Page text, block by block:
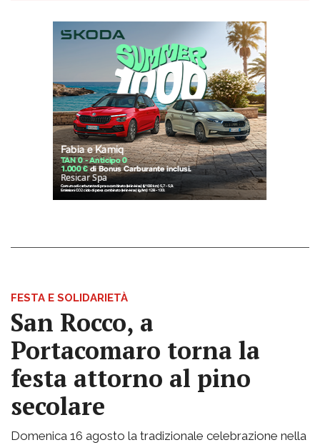
FESTA E SOLIDARIETÀ
San Rocco, a
Portacomaro torna la
festa attorno al pino
secolare
Domenica 16 agosto la tradizionale celebrazione nella